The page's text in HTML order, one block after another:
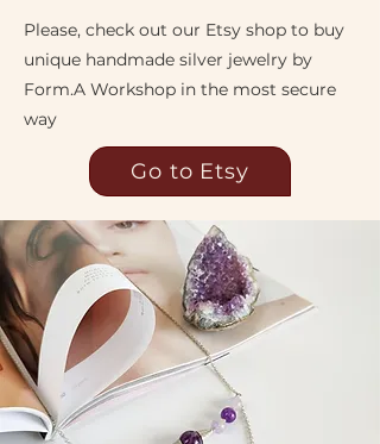
Please, check out our Etsy shop to buy
unique handmade silver jewelry by
Form.A Workshop in the most secure
way
Go to Etsy